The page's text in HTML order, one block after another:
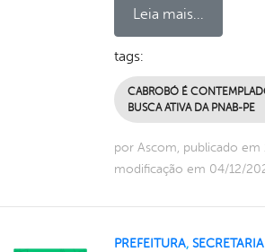
Leia mais...
tags:
CABROBÓ É
BUSCA ATIVA DA PNAB-PE
por Ascom, publicado em
modificação em 04/12/
PREFEITURA,